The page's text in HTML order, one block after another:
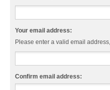
Your email address:
Please enter a valid email
Confirm email address: